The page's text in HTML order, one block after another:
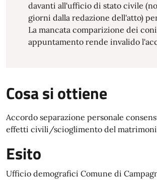
davanti all'ufficio di stato civile
giorni dalla redazione dell'atto)
La mancata comparizione dei
appuntamento rende invalido
Cosa si ottiene
Accordo separazione personale
effetti civili/scioglimento del
Esito
Ufficio demografici Comune di